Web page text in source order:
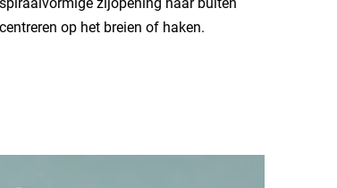
op het breien of haken.